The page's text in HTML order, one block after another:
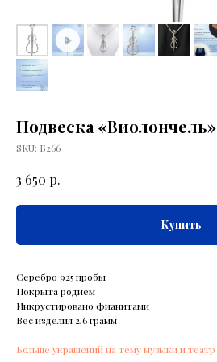
Подвеска «Виолончель»
SKU: Б266
3 650 р.
Купить
Серебро 925 пробы
Покрыта родием
Инкрустировано фианитами
Вес изделия 2,6 грамм
Больше украшений на тему музыки и театр